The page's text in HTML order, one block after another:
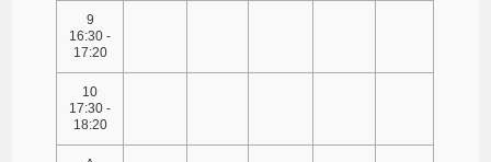
9
16:30 -
17:20
10
17:30 -
18:20